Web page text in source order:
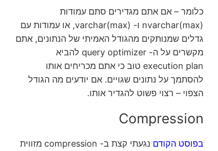
כלומר – אם אתם מגדירים סתם עמודות
nvarchar(max) ו- varchar(max), או עמודות עם
גדלים שמנותקים מהגודל האמיתי של הנתונים, אתם
מקשרים על ה- query optimizer להביא
execution plan טוב כי אתם מכריחים אותו
להסתמך על נתונים שגויים. אם יודעים מה הגודל
הצפוי – רצוי פשוט להגדיר אותו.
Compression
בפוסט הקודם
נגעתי קצת ב- compression מזווית